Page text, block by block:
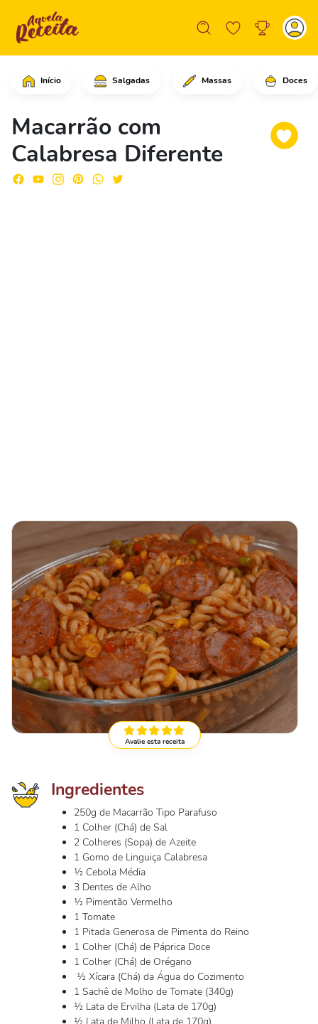
Início Salgadas Massas Doces
Macarrão com
Calabresa Diferente
Em uma panela com água fervente,
Avalie esta receita
Ingredientes
250g de Macarrão Tipo Parafuso
1 Colher (Chá) de Sal
2 Colheres (Sopa) de Azeite
1 Gomo de Linguiça Calabresa
½ Cebola Média
3 Dentes de Alho
½ Pimentão Vermelho
1 Tomate
1 Pitada Generosa de Pimenta do Reino
1 Colher (Chá) de Páprica Doce
1 Colher (Chá) de Orégano
½ Xícara (Chá) da Água do Cozimento
1 Sachê de Molho de Tomate (340g)
½ Lata de Ervilha (Lata de 170g)